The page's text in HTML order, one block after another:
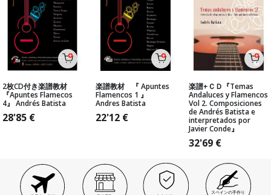
2枚CD付き楽譜教材
『Apuntes Flamecos
4』 Andrés Batista
28'85 €
楽譜教材 『 Apuntes
Flamencos 1 』
Andres Batista
22'12 €
楽譜+ＣＤ『Temas
Andaluces y Flamencos
Vol 2. Composiciones
de Andrés Batista e
interpretados por
Javier Conde』
32'69 €
スペインの手作り